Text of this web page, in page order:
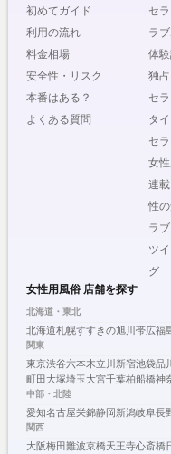
初めてガイド
利用の流れ
料金相場
安全性・リスク
本番はある？
よくある質問
セ
ラ
体
独
セ
タ
セ
女
連
性
ラ
ツ
グ
女性用風俗 店舗を探す
北海道・東北
北海道札幌すすきの旭川 帯広福
関東
東京渋谷六本木立川 新宿池袋品川
町田大塚埼玉大宮千葉柏船橋神
中部・北陸
愛知名古屋栄錦静岡新潟岐阜長
関西
大阪梅田難波京橋天王寺心斎橋